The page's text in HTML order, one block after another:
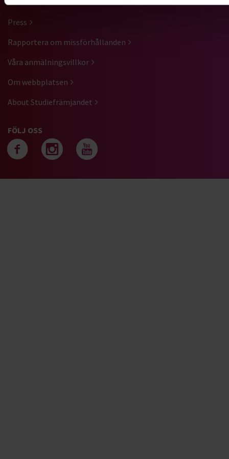
Kontakta oss
Press
Rapportera om missförhållanden
Våra anmälningsvillkor
Om webbplatsen
About Studiefrämjandet
FÖLJ OSS
Följ oss på facebook
Följ oss på
Följ oss på